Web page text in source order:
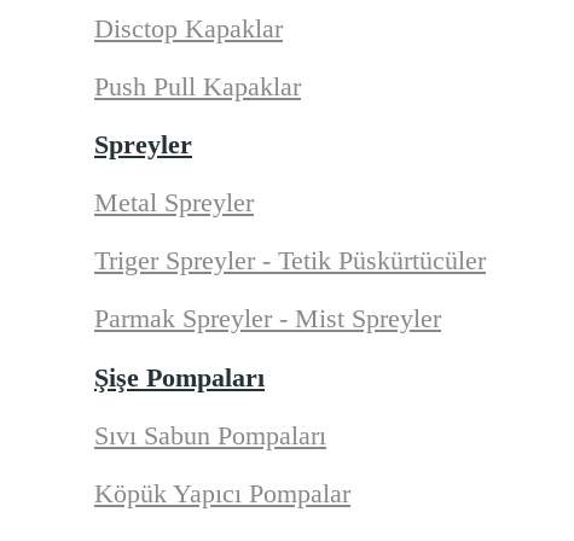
Disctop Kapaklar
Push Pull Kapaklar
Spreyler
Metal Spreyler
Triger Spreyler - Tetik Püskürtücüler
Parmak Spreyler - Mist Spreyler
Şişe Pompaları
Sıvı Sabun Pompaları
Köpük Yapıcı Pompalar